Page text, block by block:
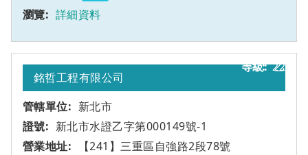
詳細資料
22
銘哲工程有限公司
新北市
新北市水證乙字第000149號-1
【241】三重區自強路2段78號
乙